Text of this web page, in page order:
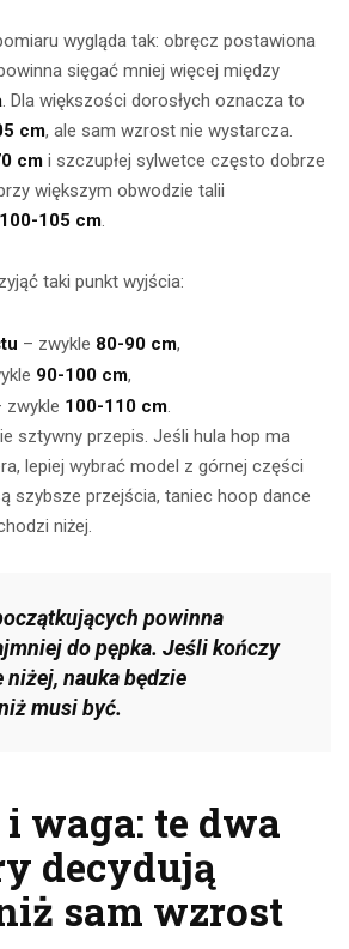
wygląda tak: obręcz postawiona
sięgać mniej więcej między
. Dla większości dorosłych oznacza to
cm, ale sam wzrost nie wystarcza.
cm i szczupłej sylwetce często dobrze
większym obwodzie talii
100-105 cm.
taki punkt wyjścia:
– zwykle 80-90 cm,
90-100 cm,
zwykle 100-110 cm.
sztywny przepis. Jeśli hula hop ma
lepiej wybrać model z górnej części
szybsze przejścia, taniec hoop dance
niżej.
powinna
do pępka. Jeśli kończy
niżej, nauka będzie
musi być.
waga: te dwa
decydują
sam wzrost